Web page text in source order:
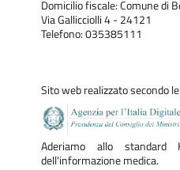
Domicilio fiscale: Comune di
Via Gallicciolli 4 - 24121
Telefono: 035385111
Sito web realizzato secondo
Aderiamo allo standard
dell'informazione medica.